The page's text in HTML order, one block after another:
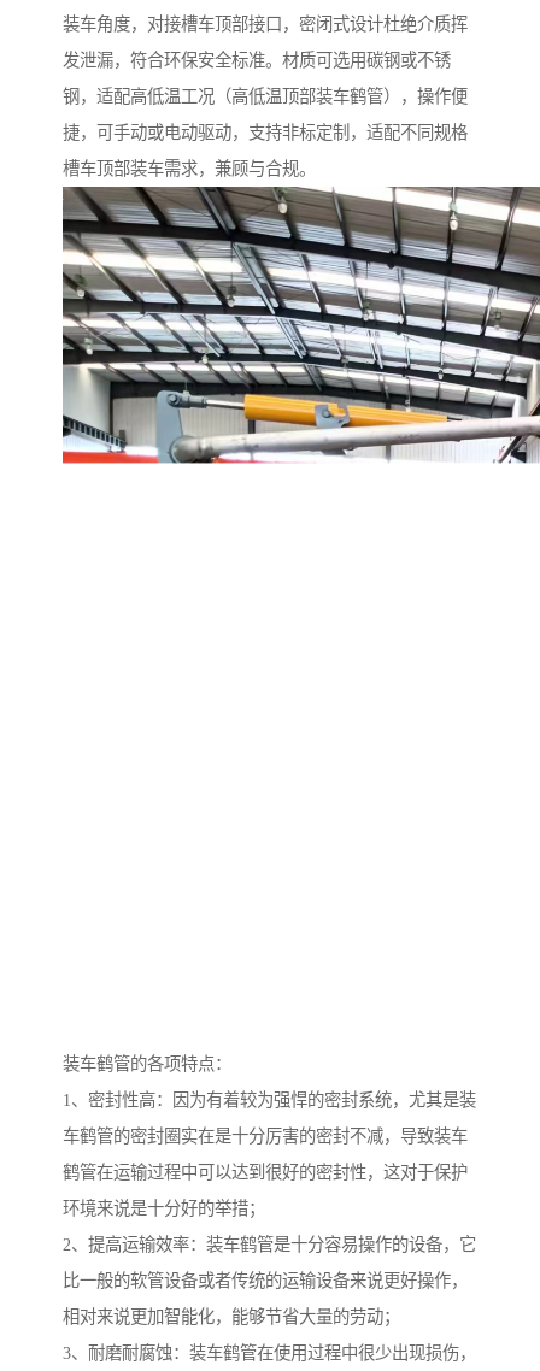
装车角度，对接槽车顶部接口，密闭式设计杜绝介质挥
发泄漏，符合环保安全标准。材质可选用碳钢或不锈
钢，适配高低温工况（高低温顶部装车鹤管），操作便
捷，可手动或电动驱动，支持非标定制，适配不同规格
槽车顶部装车需求，兼顾与合规。
装车鹤管的各项特点：
1、密封性高：因为有着较为强悍的密封系统，尤其是装
车鹤管的密封圈实在是十分厉害的密封不减，导致装车
鹤管在运输过程中可以达到很好的密封性，这对于保护
环境来说是十分好的举措；
2、提高运输效率：装车鹤管是十分容易操作的设备，它
比一般的软管设备或者传统的运输设备来说更好操作，
相对来说更加智能化，能够节省大量的劳动；
3、耐磨耐腐蚀：装车鹤管在使用过程中很少出现损伤，